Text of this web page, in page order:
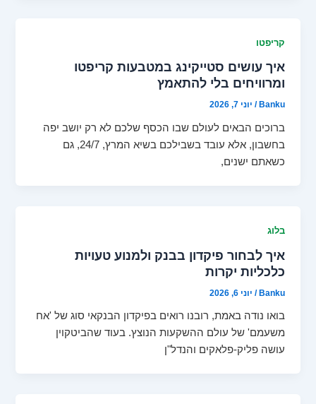
קריפטו
איך עושים סטייקינג במטבעות קריפטו
ומרוויחים בלי להתאמץ
Banku
/ יוני 7, 2026
ברוכים הבאים לעולם שבו הכסף שלכם לא רק יושב יפה
בחשבון, אלא עובד בשבילכם בשיא המרץ, 24/7, גם
כשאתם ישנים,
בלוג
איך לבחור פיקדון בבנק ולמנוע טעויות
כלכליות יקרות
Banku
/ יוני 6, 2026
בואו נודה באמת, רובנו רואים בפיקדון הבנקאי סוג של 'אח
משעמם' של עולם ההשקעות הנוצץ. בעוד שהביטקוין
עושה פליק-פלאקים והנדל"ן